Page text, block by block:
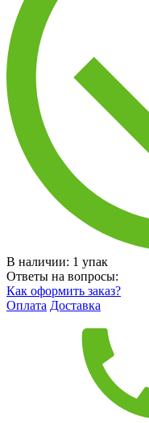
В наличии: 1 упак
Ответы на вопросы:
Как оформить заказ?
Оплата Доставка